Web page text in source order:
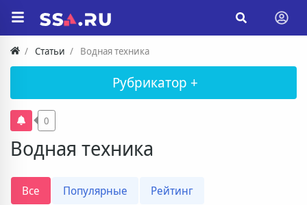
Статьи Водная техника
Рубрикатор +
Водная техника
0
Все Популярные Рейтинг